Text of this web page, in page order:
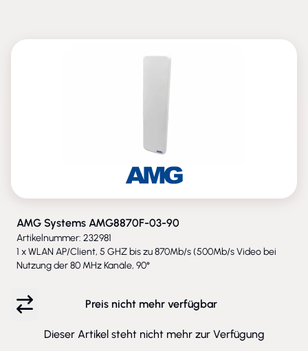
AMG Systems AMG8870F-03-90
Artikelnummer: 232981
1 x WLAN AP/Client, 5 GHZ bis zu 870Mb/s (500Mb/s Video bei
Nutzung der 80 MHz Kanäle, 90°
Preis nicht mehr verfügbar
Dieser Artikel steht nicht mehr zur Verfügung